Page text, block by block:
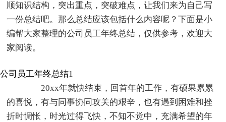
顺知识结构，突出重点，突破难点，让我们来为自己写
一份总结吧。那么总结应该包括什么内容呢？下面是小
编帮大家整理的公司员工年终总结，仅供参考，欢迎大
家阅读。
公司员工年终总结1
20xx年就快结束，回首年的工作，有硕果累累
的喜悦，有与同事协同攻关的艰辛，也有遇到困难和挫
折时惆怅，时光过得飞快，不知不觉中，充满希望的年